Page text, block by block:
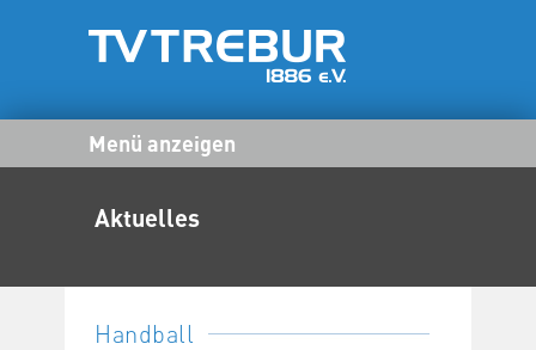
Menü anzeigen
Aktuelles
Handball